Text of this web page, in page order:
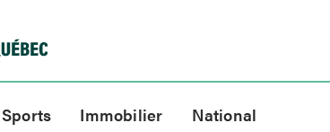
Sports Immobilier National